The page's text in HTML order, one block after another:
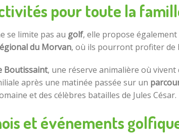
pour toute la
se limite pas au golf, elle propose
du Morvan, où ils pourront profiter de
Boutissaint, une réserve animalière où
après une matinée passée sur un
et des célèbres batailles de Jules César.
et événements